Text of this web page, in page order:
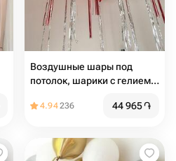
Воздушные шары под
потолок, шарики с гелием
Pinterest, фольгированные
4.94236 44 965֏